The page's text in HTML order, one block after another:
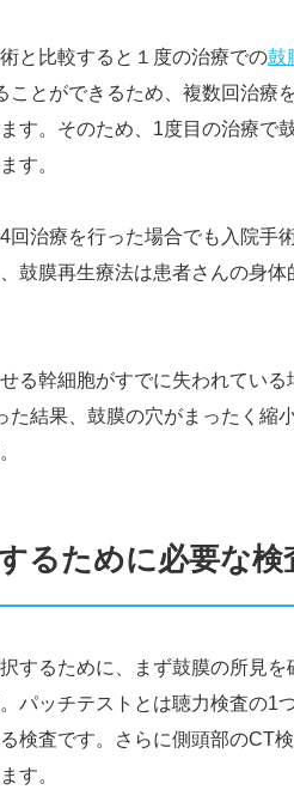
と比較すると１度の治療での鼓
ことができるため、複数回治療
す。そのため、1度目の治療で
す。
回治療を行った場合でも入院手
鼓膜再生療法は患者さんの身
る幹細胞がすでに失われてい
た結果、鼓膜の穴がまったく縮
るために必要な検
するために、まず鼓膜の所見を
パッチテストとは聴力検査の1
検査です。さらに側頭部のCT
す。